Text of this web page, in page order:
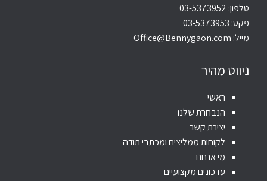
טלפון: 03-5373952
פקס: 03-5373953
מייל: Office@Bennygaon.com
ניווט מהיר
ראשי
הנבחרת שלנו
יצירת קשר
לקוחות ממליצים ומכתבי תודה
מי אנחנו
עדכונים מקצועיים